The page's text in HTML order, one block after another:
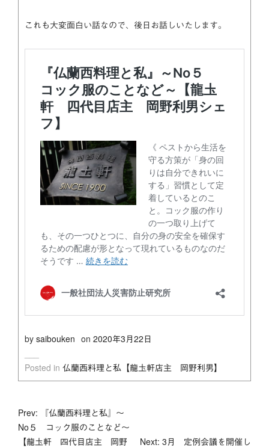
これも大変面白い話なので、後日お話しいたします。
by saibouken on 2020年3月22日
Posted in 仏蘭西料理と私【龍圡軒店主 岡野利男】
投
稿
Prev: 『仏蘭西料理と私』～
No５ コック服のことなど～
【龍圡軒 四代目店主 岡野
Next: 3月 定例会議を開催し